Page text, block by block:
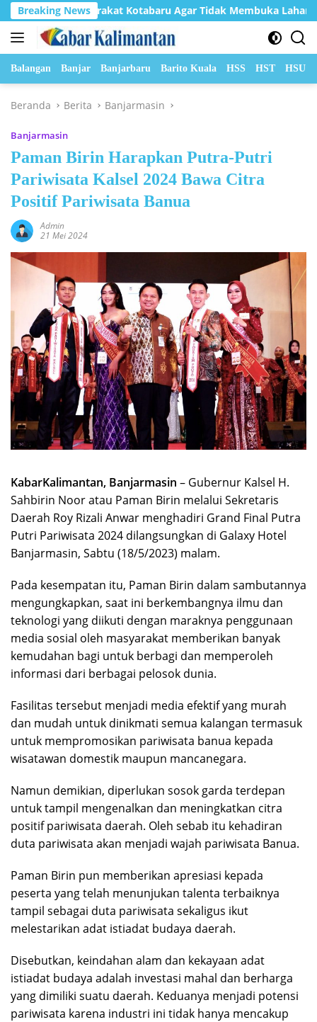
Langsung
ke
konten
Breaking NewsKotabaru Agar Tidak Membuka Lahan dengan cara
Balangan Banjar Banjarbaru Barito Kuala HSS HST HSU
Beranda Berita Banjarmasin
Banjarmasin
Paman Birin Harapkan Putra-Putri
Pariwisata Kalsel 2024 Bawa Citra
Positif Pariwisata Banua
Admin
21 Mei 2024
KabarKalimantan, Banjarmasin – Gubernur Kalsel H.
Sahbirin Noor atau Paman Birin melalui Sekretaris
Daerah Roy Rizali Anwar menghadiri Grand Final Putra
Putri Pariwisata 2024 dilangsungkan di Galaxy Hotel
Banjarmasin, Sabtu (18/5/2023) malam.
Pada kesempatan itu, Paman Birin dalam sambutannya
mengungkapkan, saat ini berkembangnya ilmu dan
teknologi yang diikuti dengan maraknya penggunaan
media sosial oleh masyarakat memberikan banyak
kemudahan bagi untuk berbagi dan memperoleh
informasi dari berbagai pelosok dunia.
Fasilitas tersebut menjadi media efektif yang murah
dan mudah untuk dinikmati semua kalangan termasuk
untuk mempromosikan pariwisata banua kepada
wisatawan domestik maupun mancanegara.
Namun demikian, diperlukan sosok garda terdepan
untuk tampil mengenalkan dan meningkatkan citra
positif pariwisata daerah. Oleh sebab itu kehadiran
duta pariwisata akan menjadi wajah pariwisata Banua.
Paman Birin pun memberikan apresiasi kepada
peserta yang telah menunjukan talenta terbaiknya
tampil sebagai duta pariwisata sekaligus ikut
melestarikan adat istiadat budaya daerah.
Disebutkan, keindahan alam dan kekayaan adat
istiadat budaya adalah investasi mahal dan berharga
yang dimiliki suatu daerah. Keduanya menjadi potensi
pariwisata karena industri ini tidak hanya mencakup